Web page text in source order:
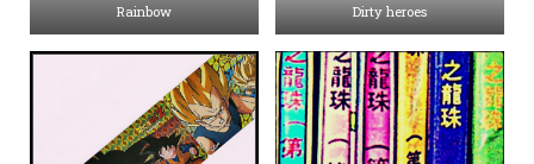
Rainbow
Dirty heroes